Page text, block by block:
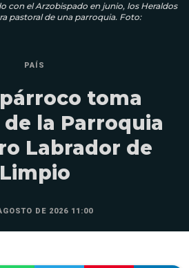
con el Arzobispado en junio, los Heraldos
pastoral de una parroquia. Foto:
PAÍS
toma
la Parroquia
Labrador de
Limpio
DE 2026 11:00